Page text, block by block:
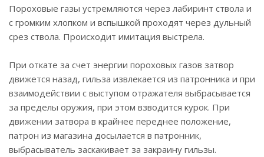
Пороховые газы устремляются через лабиринт ствола и
с громким хлопком и вспышкой проходят через дульный
срез ствола. Происходит имитация выстрела.
При откате за счет энергии пороховых газов затвор
движется назад, гильза извлекается из патронника и при
взаимодействии с выступом отражателя выбрасывается
за пределы оружия, при этом взводится курок. При
движении затвора в крайнее переднее положение,
патрон из магазина досылается в патронник,
выбрасыватель заскакивает за закраину гильзы.